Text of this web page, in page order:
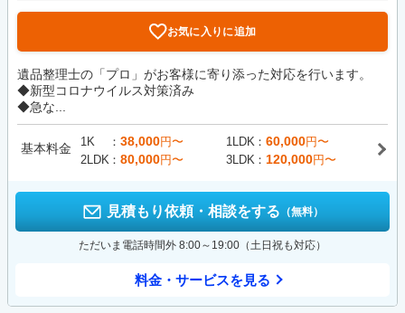
お気に入りに追加
遺品整理士の「プロ」がお客様に寄り添った対応を行います。
◆新型コロナウイルス対策済み
◆急な...
基本料金 1K 38,000円〜 1LDK 60,000円〜
2LDK
80,000円〜 3LDK 120,000円〜
見積もり依頼・相談をする （無料）
ただいま電話時間外 8:00～19:00（土日祝も対応）
料金・サービスを見る